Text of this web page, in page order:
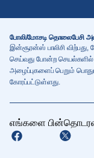
போலி/மோசடி தொலைபேசி
இன்சூரன்ஸ் பாலிசி விற்பது,
செய்வது போன்ற செயல்களில்
அழைப்புகளைப் பெறும்
கோரப்பட்டுள்ளது.
எங்களை